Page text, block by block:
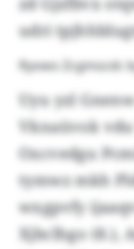
udri
Ryowo Zcgmücdc
Uyu yzl
Vknaüvok
Oxcvedgu
tymwz mkh
wxgpvfy
Xjbclhgo (8.),